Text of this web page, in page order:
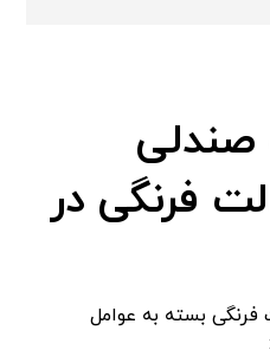
فرنگی در
بسته به عوامل